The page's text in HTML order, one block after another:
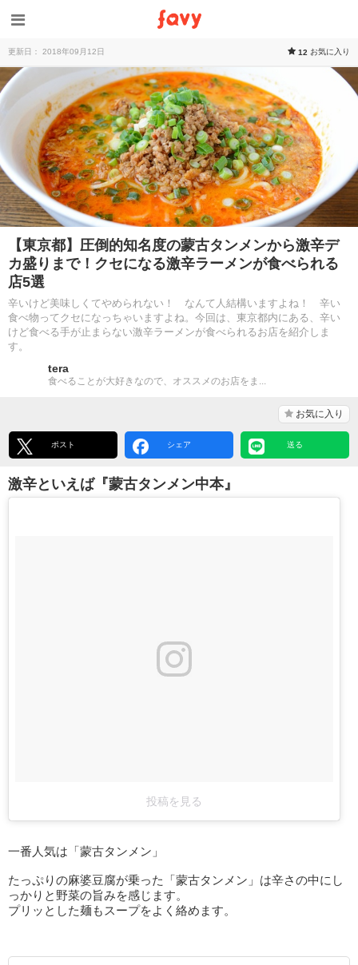
更新日： 2018年09月12日 12 お気に入り
【東京都】圧倒的知名度の蒙古タンメンから激辛デ
カ盛りまで！クセになる激辛ラーメンが食べられる
店5選
辛いけど美味しくてやめられない！ なんて人結構いますよね！ 辛い
食べ物ってクセになっちゃいますよね。今回は、東京都内にある、辛い
けど食べる手が止まらない激辛ラーメンが食べられるお店を紹介しま
す。
tera
食べることが大好きなので、オススメのお店をま...
お気に入り
ポスト シェア 送る
激辛といえば『蒙古タンメン中本』
投稿を見る
一番人気は「蒙古タンメン」
たっぷりの麻婆豆腐が乗った「蒙古タンメン」は辛さの中にし
っかりと野菜の旨みを感じます。
プリッとした麺もスープをよく絡めます。